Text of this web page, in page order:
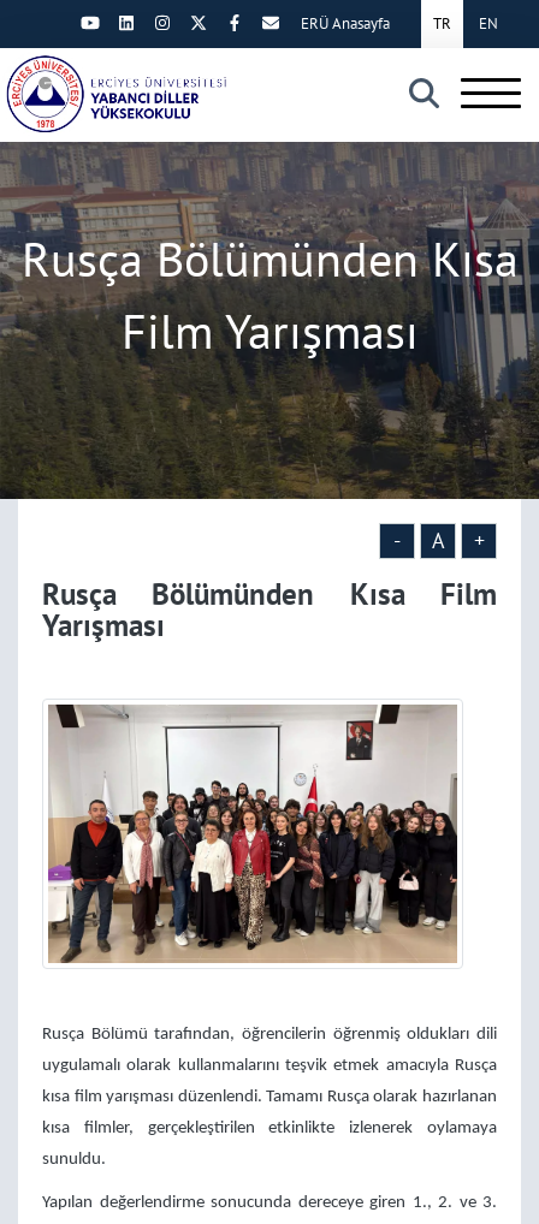
×
TR EN
ERÜ Anasayfa
Rusça Bölümünden Kısa
Film Yarışması
- A +
Rusça Bölümünden Kısa Film
Yarışması
Rusça Bölümü tarafından, öğrencilerin öğrenmiş oldukları dili
uygulamalı olarak kullanmalarını teşvik etmek amacıyla Rusça
kısa film yarışması düzenlendi. Tamamı Rusça olarak hazırlanan
kısa filmler, gerçekleştirilen etkinlikte izlenerek oylamaya
sunuldu.
Yapılan değerlendirme sonucunda dereceye giren 1., 2. ve 3.